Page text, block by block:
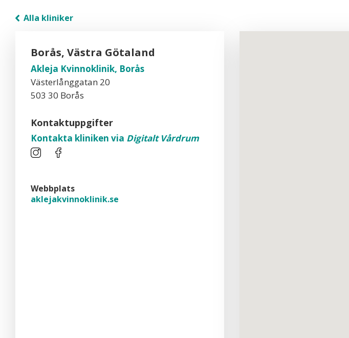
Alla kliniker
Borås, Västra Götaland
Akleja Kvinnoklinik, Borås
Västerlånggatan 20
503 30 Borås
Kontaktuppgifter
Kontakta kliniken via Digitalt Vårdrum
Webbplats
aklejakvinnoklinik.se